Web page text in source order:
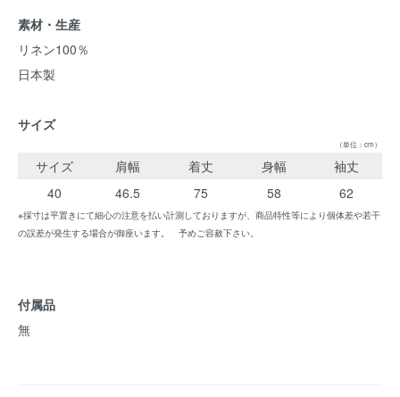
素材・生産
リネン100％
日本製
サイズ
（単位：cm）
サイズ 肩幅 着丈 身幅
袖丈
40
46.5 75 58 62
※採寸は平置きにて細心の注意を払い計測しておりますが、商品特性等により個体差や若干
の誤差が発生する場合が御座います。 予めご容赦下さい。
付属品
無